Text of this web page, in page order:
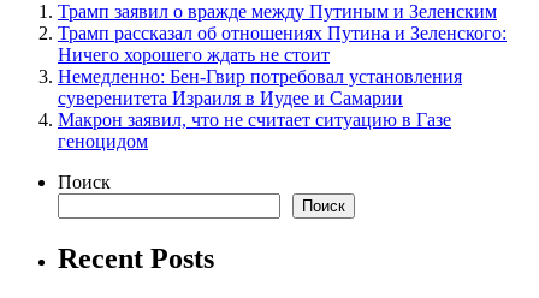
Трамп заявил о вражде между Путиным и Зеленским
Трамп рассказал об отношениях Путина и Зеленского:
Ничего хорошего ждать не стоит
Немедленно: Бен-Гвир потребовал установления
суверенитета Израиля в Иудее и Самарии
Макрон заявил, что не считает ситуацию в Газе
геноцидом
Поиск
Поиск
Recent Posts